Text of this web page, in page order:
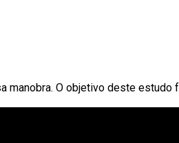
manobra. O objetivo deste estudo